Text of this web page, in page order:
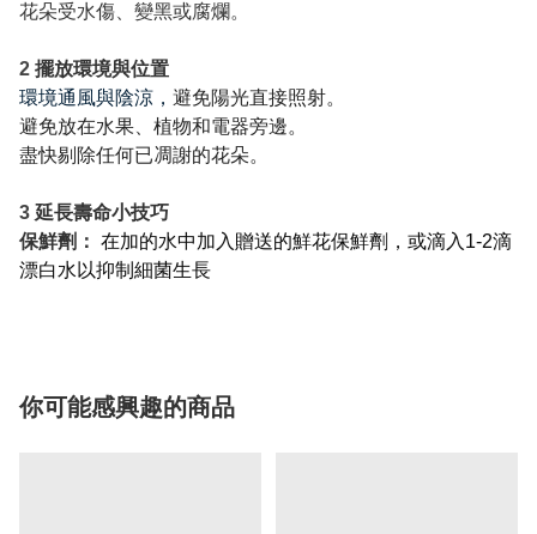
花朵受水傷、變黑或腐爛。
2 擺放環境與位置
環境通風與陰涼， 避免陽光直接照射。
避免放在水果、植物和電器旁邊。
盡快剔除任何已凋謝的花朵。
3 延長壽命小技巧
保鮮劑： 在加的水中加入贈送的鮮花保鮮劑，或滴入1-2滴
漂白水以抑制細菌生長
你可能感興趣的商品